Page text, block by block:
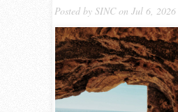
Posted by SINCon Jul 6, 2026